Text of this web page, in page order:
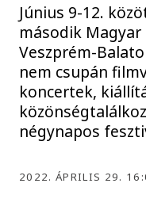
Június 9-12.
második
Veszprém-
nem csupán
koncertek,
négynapos
2022. ÁPRILIS 29.